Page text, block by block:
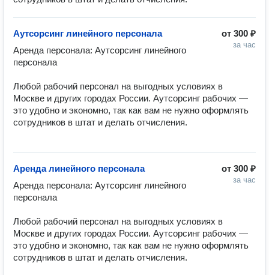
от 300 ₽
за час
Аутсорсинг линейного персонала
Аренда персонала: Аутсорсинг линейного
персонала
Любой рабочий персонал на выгодных условиях в
Москве и других городах России. Аутсорсинг рабочих —
это удобно и экономно, так как вам не нужно оформлять
сотрудников в штат и делать отчисления.
от 300 ₽
за час
Аренда линейного персонала
Аренда персонала: Аутсорсинг линейного
персонала
Любой рабочий персонал на выгодных условиях в
Москве и других городах России. Аутсорсинг рабочих —
это удобно и экономно, так как вам не нужно оформлять